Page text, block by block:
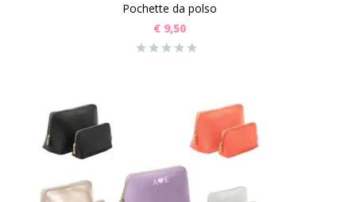
Pochette da polso
€ 9,50